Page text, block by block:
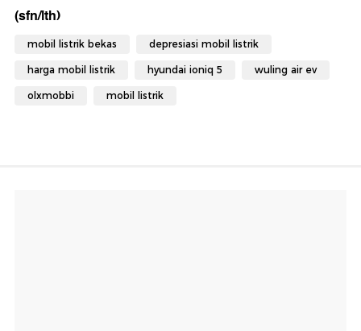
(sfn/lth)
mobil listrik bekas depresiasi mobil listrik
harga mobil listrik hyundai ioniq 5 wuling air ev
olxmobbi mobil listrik